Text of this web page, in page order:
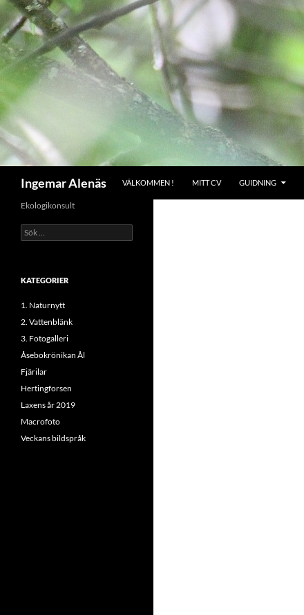
Hoppa
till
innehåll
Ingemar Alenäs VÄLKOMMEN ! MITT CV GUIDNING
Ekologikonsult
Sök
efter:
KATEGORIER
1. Naturnytt
2. Vattenblänk
3. Fotogalleri
Åsebokrönikan Ål
Fjärilar
Hertingforsen
Laxens år 2019
Macrofoto
Veckans bildspråk